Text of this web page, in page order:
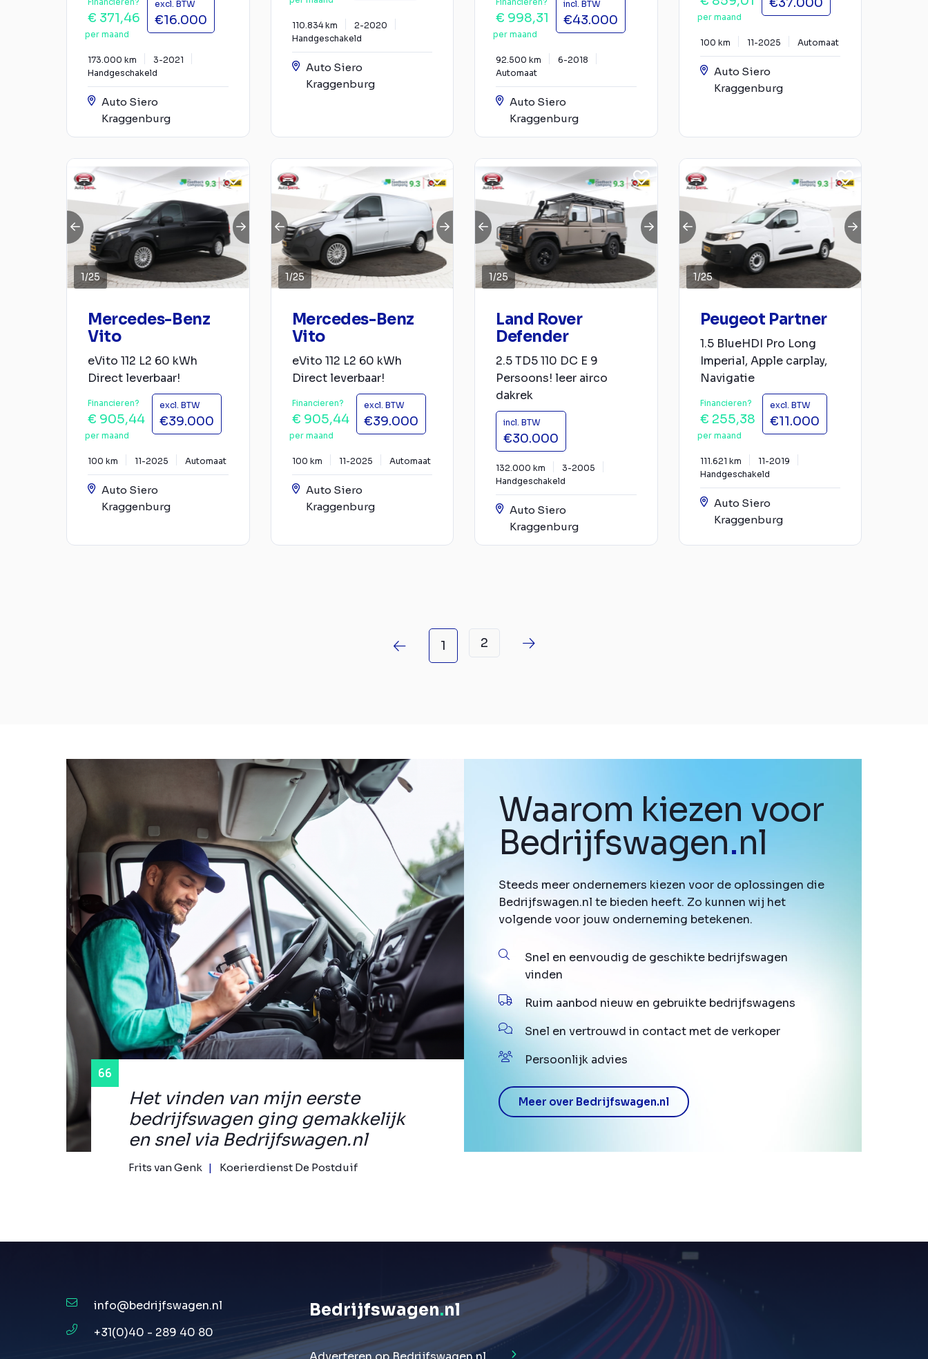
€ 371,46
per maand
excl. BTW
€16.000
173.000 km
3-2021
Handgeschakeld
Auto Siero
Kraggenburg
110.834 km
2-2020
Handgeschakeld
Auto Siero
Kraggenburg
€ 998,31
per maand
incl. BTW
€43.000
92.500 km
6-2018
Automaat
Auto Siero
Kraggenburg
per maand
100 km 11-2025 Automaat
Auto Siero
Kraggenburg
1/25
Mercedes-Benz
Vito
eVito 112 L2 60 kWh
Direct leverbaar!
Financieren?
€ 905,44
per maand
excl. BTW
€39.000
100 km 11-2025 Automaat
Auto Siero
Kraggenburg
1/25
Mercedes-Benz
Vito
eVito 112 L2 60 kWh
Direct leverbaar!
Financieren?
€ 905,44
per maand
excl. BTW
€39.000
100 km 11-2025 Automaat
Auto Siero
Kraggenburg
1/25
Land Rover
Defender
2.5 TD5 110 DC E 9
Persoons! leer airco
dakrek
incl. BTW
€30.000
132.000 km
3-2005
Handgeschakeld
Auto Siero
Kraggenburg
1/25
Peugeot Partner
1.5 BlueHDI Pro Long
Imperial, Apple carplay,
Navigatie
Financieren?
€ 255,38
per maand
excl. BTW
€11.000
111.621 km
11-2019
Handgeschakeld
Auto Siero
Kraggenburg
1 2
Het vinden van mijn eerste
bedrijfswagen ging gemakkelijk
en snel via Bedrijfswagen.nl
Frits van Genk Koerierdienst De Postduif
Waarom kiezen voor
Bedrijfswagen.nl
Steeds meer ondernemers kiezen voor de oplossingen die
Bedrijfswagen.nl te bieden heeft. Zo kunnen wij het
volgende voor jouw onderneming betekenen.
Snel en eenvoudig de geschikte bedrijfswagen
vinden
Ruim aanbod nieuw en gebruikte bedrijfswagens
Snel en vertrouwd in contact met de verkoper
Persoonlijk advies
Meer over Bedrijfswagen.nl
info@bedrijfswagen.nl
+31(0)40 - 289 40 80
Bedrijfswagen.nl